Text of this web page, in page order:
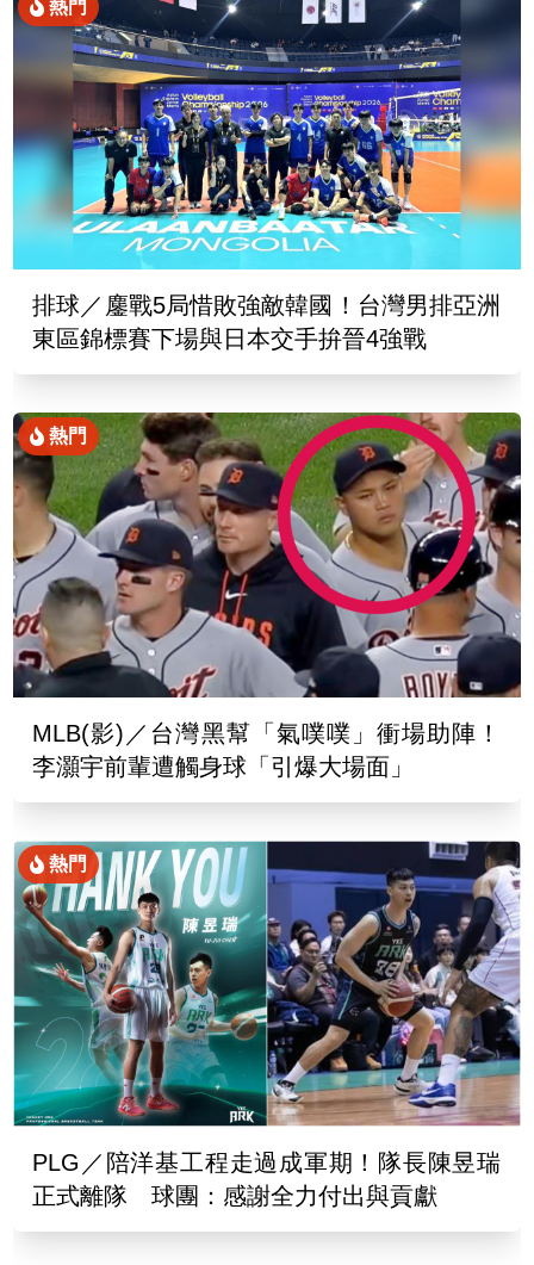
熱門
排球／鏖戰5局惜敗強敵韓國！台灣男排亞洲
東區錦標賽下場與日本交手拚晉4強戰
熱門
MLB(影)／台灣黑幫「氣噗噗」衝場助陣！
李灝宇前輩遭觸身球「引爆大場面」
熱門
PLG／陪洋基工程走過成軍期！隊長陳昱瑞
正式離隊 球團：感謝全力付出與貢獻